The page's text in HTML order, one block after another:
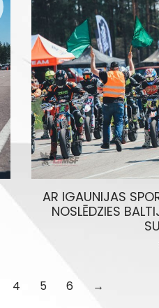
AR IGAUNIJAS
NOSLĒDZIES
4 5 6 →